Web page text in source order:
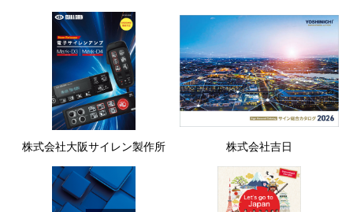
株式会社大阪サイレン製作所 株式会社吉日